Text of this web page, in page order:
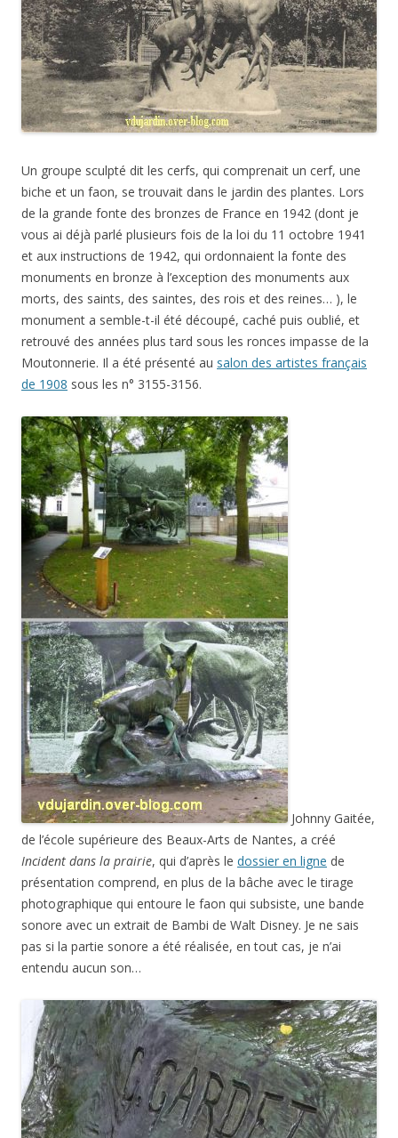
Un groupe sculpté dit les cerfs, qui comprenait un cerf, une
biche et un faon, se trouvait dans le jardin des plantes. Lors
de la grande fonte des bronzes de France en 1942 (dont je
vous ai déjà parlé plusieurs fois de la loi du 11 octobre 1941
et aux instructions de 1942, qui ordonnaient la fonte des
monuments en bronze à l’exception des monuments aux
morts, des saints, des saintes, des rois et des reines… ), le
monument a semble-t-il été découpé, caché puis oublié, et
retrouvé des années plus tard sous les ronces impasse de la
Moutonnerie. Il a été présenté au salon des artistes français
de 1908 sous les n° 3155-3156.
Johnny Gaitée,
de l’école supérieure des Beaux-Arts de Nantes, a créé
Incident dans la prairie, qui d’après le dossier en ligne de
présentation comprend, en plus de la bâche avec le tirage
photographique qui entoure le faon qui subsiste, une bande
sonore avec un extrait de Bambi de Walt Disney. Je ne sais
pas si la partie sonore a été réalisée, en tout cas, je n’ai
entendu aucun son…